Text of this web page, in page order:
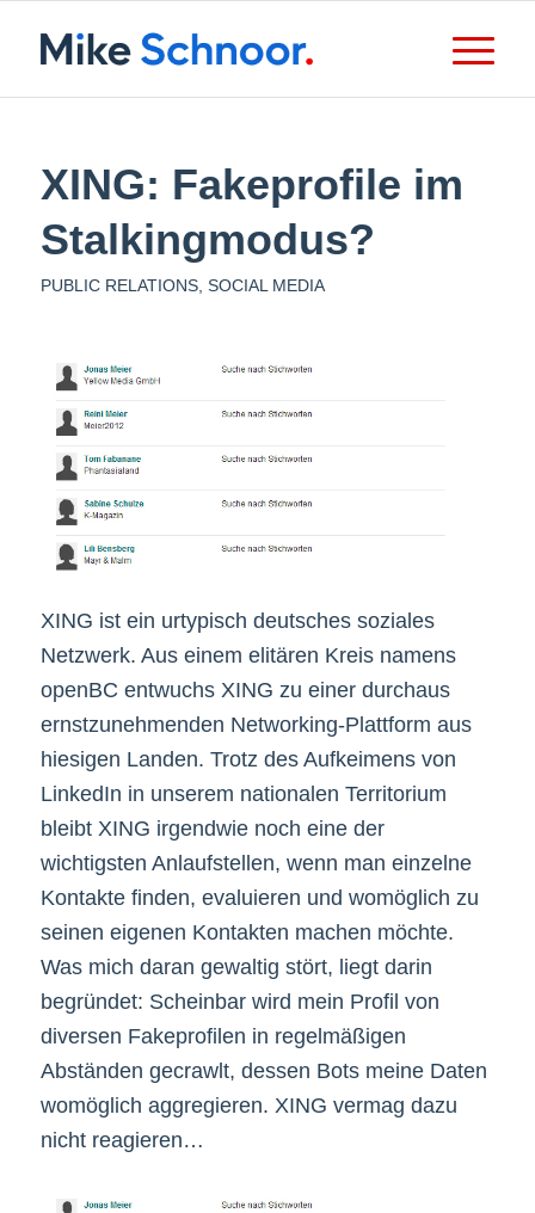
XING: Fakeprofile im
Stalkingmodus?
PUBLIC RELATIONS, SOCIAL MEDIA
XING ist ein urtypisch deutsches soziales
Netzwerk. Aus einem elitären Kreis namens
openBC entwuchs XING zu einer durchaus
ernstzunehmenden Networking-Plattform aus
hiesigen Landen. Trotz des Aufkeimens von
LinkedIn in unserem nationalen Territorium
bleibt XING irgendwie noch eine der
wichtigsten Anlaufstellen, wenn man einzelne
Kontakte finden, evaluieren und womöglich zu
seinen eigenen Kontakten machen möchte.
Was mich daran gewaltig stört, liegt darin
begründet: Scheinbar wird mein Profil von
diversen Fakeprofilen in regelmäßigen
Abständen gecrawlt, dessen Bots meine Daten
womöglich aggregieren. XING vermag dazu
nicht reagieren…